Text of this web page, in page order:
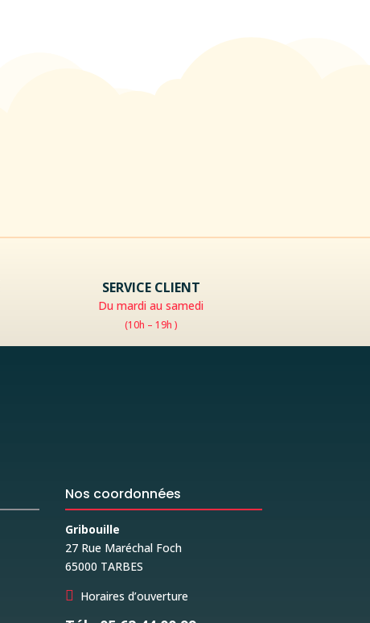
SERVICE CLIENT
Du mardi au samedi
(10h – 19h )
Nos coordonnées
Gribouille
27 Rue Maréchal Foch
65000 TARBES
 Horaires d’ouverture